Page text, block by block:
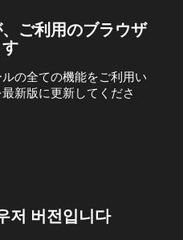
ご利用のブラウザ
の全ての機能をご利用い
新版に更新してくださ
저 버전입니다